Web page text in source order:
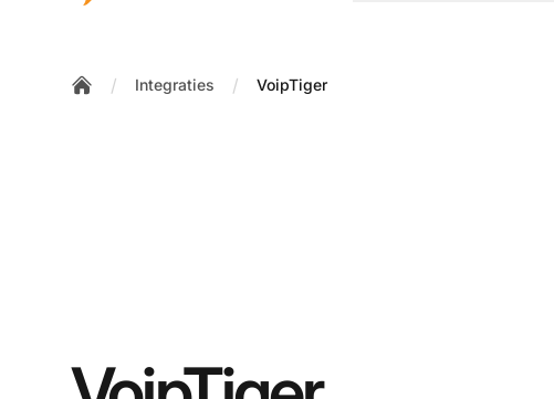
/ Integraties / VoipTiger